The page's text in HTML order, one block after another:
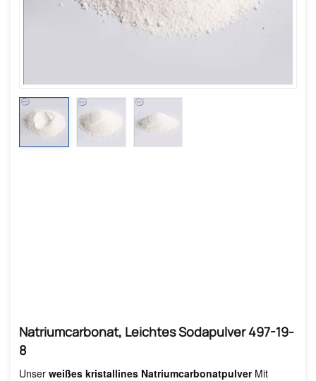
Natriumcarbonat, Leichtes Sodapulver 497-19-
8
Unser weißes kristallines NatriumcarbonatpulverMit